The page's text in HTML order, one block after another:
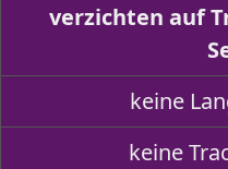
verzichten auf
keine
keine